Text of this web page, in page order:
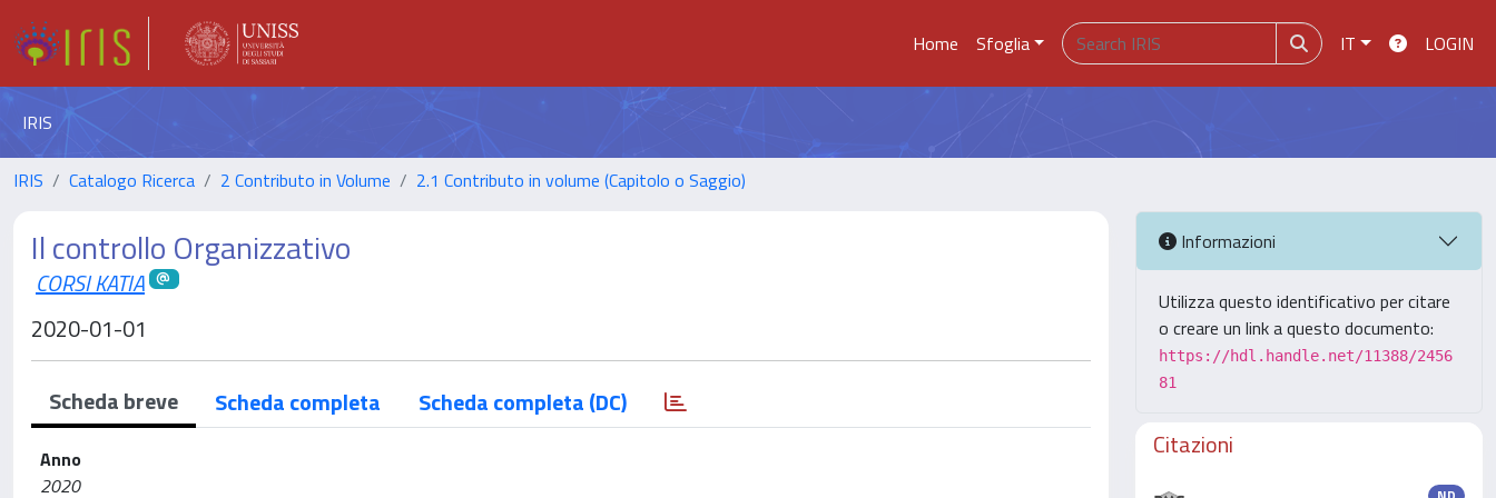
Home Sfoglia IT LOGIN
IRIS
IRIS Catalogo Ricerca 2 Contributo in Volume 2.1 Contributo in volume (Capitolo o Saggio)
Il controllo Organizzativo
CORSI KATIA
2020-01-01
Scheda breve Scheda completa Scheda completa (DC)
Anno
2020
Informazioni
Utilizza questo identificativo per citare
o creare un link a questo documento:
https://hdl.handle.net/11388/2456
81
Citazioni